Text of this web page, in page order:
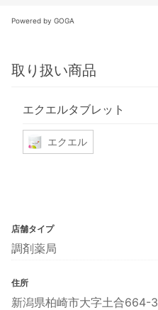
Powered by GOGA
取り扱い商品
エクエルタブレット
エクエル
店舗タイプ
調剤薬局
住所
新潟県柏崎市大字土合664-3